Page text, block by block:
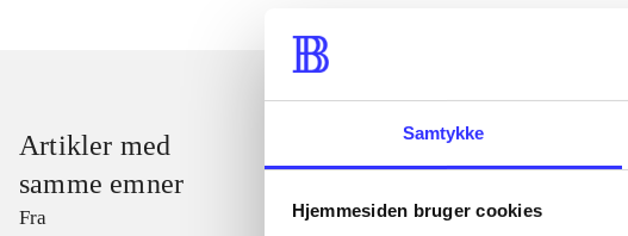
Samtykke
Hjemmesiden bruger cookies
Artikler med
samme emner
Fra